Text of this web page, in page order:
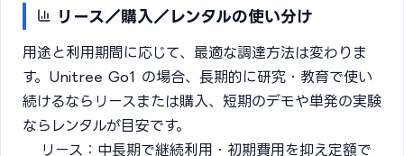
リース／購入／レンタルの使い分け
用途と利用期間に応じて、最適な調達方法は変わりま
す。Unitree Go1 の場合、長期的に研究・教育で使い
続けるならリースまたは購入、短期のデモや単発の実験
ならレンタルが目安です。
リース：中長期で継続利用・初期費用を抑え定額で